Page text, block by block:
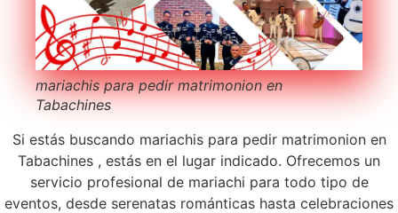
mariachis para pedir matrimonion en
Tabachines
Si estás buscando mariachis para pedir matrimonion en
Tabachines , estás en el lugar indicado. Ofrecemos un
servicio profesional de mariachi para todo tipo de
eventos, desde serenatas románticas hasta celebraciones